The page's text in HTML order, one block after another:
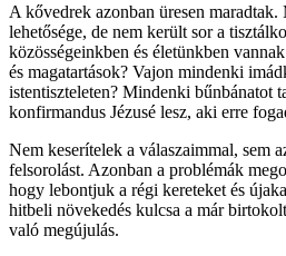
A kővedrek azonban üresen
lehetősége, de nem került sor a
közösségeinkben és életünkben
és magatartások? Vajon mindenki
istentiszteleten? Mindenki bűnbánatot
konfirmandus Jézusé lesz, aki erre
Nem keserítelek a válaszaimmal, sem
felsorolást. Azonban a problémák
hogy lebontjuk a régi kereteket és
hitbeli növekedés kulcsa a már
való megújulás.